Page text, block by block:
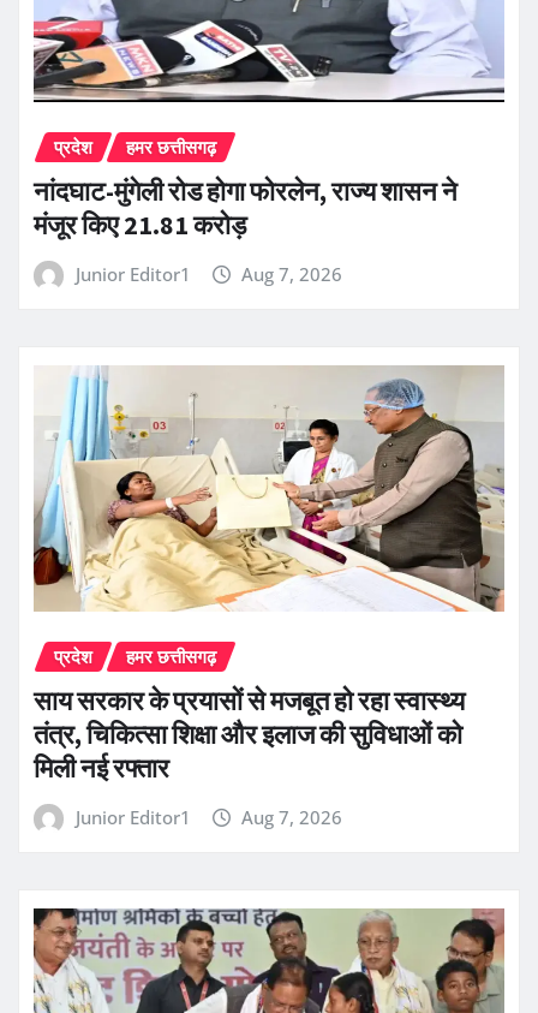
प्रदेश हमर छत्तीसगढ़
नांदघाट-मुंगेली रोड होगा फोरलेन, राज्य शासन ने
मंजूर किए 21.81 करोड़
Junior Editor1 Aug 7, 2026
प्रदेश हमर छत्तीसगढ़
साय सरकार के प्रयासों से मजबूत हो रहा स्वास्थ्य
तंत्र, चिकित्सा शिक्षा और इलाज की सुविधाओं को
मिली नई रफ्तार
Junior Editor1 Aug 7, 2026